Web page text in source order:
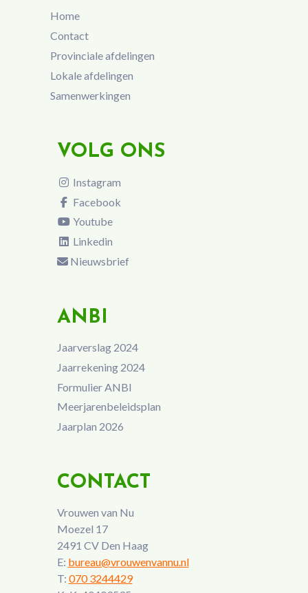
Home
Contact
Provinciale afdelingen
Lokale afdelingen
Samenwerkingen
VOLG ONS
Instagram
Facebook
Youtube
Linkedin
Nieuwsbrief
ANBI
Jaarverslag 2024
Jaarrekening 2024
Formulier ANBI
Meerjarenbeleidsplan
Jaarplan 2026
CONTACT
Vrouwen van Nu
Moezel 17
2491 CV Den Haag
E: bureau@vrouwenvannu.nl
T: 070 3244429